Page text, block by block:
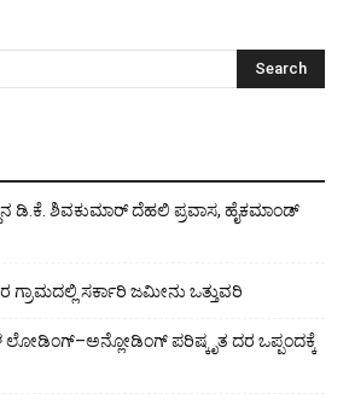
ಡಿ.ಕೆ. ಶಿವಕುಮಾರ್ ದೆಹಲಿ ಪ್ರವಾಸ, ಹೈಕಮಾಂಡ್
ಗ್ರಾಮದಲ್ಲಿ ಸರ್ಕಾರಿ ಜಮೀನು ಒತ್ತುವರಿ
ಲೋಡಿಂಗ್–ಅನ್ಲೋಡಿಂಗ್ ಪರಿಷ್ಕೃತ ದರ ಒಪ್ಪಂದಕ್ಕೆ